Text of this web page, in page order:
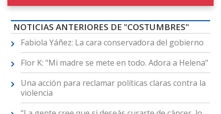
NOTICIAS ANTERIORES DE "COSTUMBRES"
Fabiola Yáñez: La cara conservadora del gobierno
Flor K: "Mi madre se mete en todo. Adora a Helena"
Una acción para reclamar políticas claras contra la
violencia